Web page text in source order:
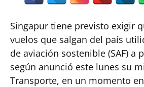
Singapur tiene previsto exigir
vuelos que salgan del país
de aviación sostenible (SAF) a
según anunció este lunes su
Transporte, en un momento